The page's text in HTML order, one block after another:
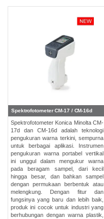
Studi
Permintaan
FAQ
Blog
Tentang
Kami
Informasi
perusahaan
(ENG)
Spektrofotometer CM-17 / CM-16d
Spektrofotometer Konica Minolta CM-
17d dan CM-16d adalah teknologi
pengukuran warna terkini, sempurna
untuk berbagai aplikasi. Instrumen
pengukuran warna portabel vertikal
ini unggul dalam mengukur warna
pada beragam sampel, dari kecil
hingga besar, dan bahkan sampel
dengan permukaan berbentuk atau
melengkung. Dengan fitur dan
fungsinya yang baru dan lebih baik,
produk ini cocok untuk industri yang
berhubungan dengan warna plastik,